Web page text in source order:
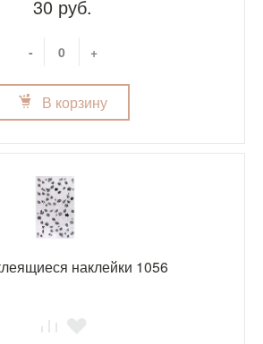
30 руб.
- +
В корзину
наклейки 1056